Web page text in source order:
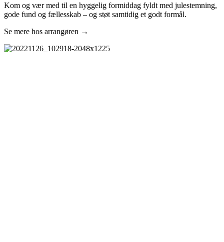
Kom og vær med til en hyggelig formiddag fyldt med julestemning,
gode fund og fællesskab – og støt samtidig et godt formål.
Se mere hos arrangøren →